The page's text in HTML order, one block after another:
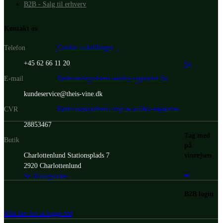
B2B - Salg til erhverv
Kontakt os
Telefon
+45 62 66 11 20
E-mail
kundeservice@theis-vine.dk
CVR
28853467
Butik
Charlottenlund Stationsplads 7
2920 Charlottenlund
Se åbningstider
Cookie indstillinger
Se
Fødevarestyrelsens smiley-rapporter Se
Fødevarestyrelsens engros smiley-rapporter
Tag med
på
vinrejsen
B2B login
Klik her for at logge ind